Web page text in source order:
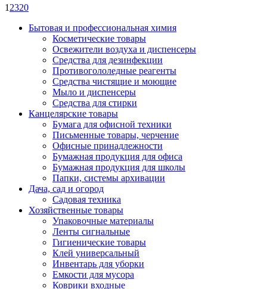
1 2320
Бытовая и профессиональная химия
Косметические товары
Освежители воздуха и диспенсеры
Средства для дезинфекции
Противогололедные реагенты
Средства чистящие и моющие
Мыло и диспенсеры
Средства для стирки
Канцелярские товары
Бумага для офисной техники
Письменные товары, черчение
Офисные принадлежности
Бумажная продукция для офиса
Бумажная продукция для школы
Папки, системы архивации
Дача, сад и огород
Садовая техника
Хозяйственные товары
Упаковочные материалы
Ленты сигнальные
Гигиенические товары
Клей универсальный
Инвентарь для уборки
Емкости для мусора
Коврики входные